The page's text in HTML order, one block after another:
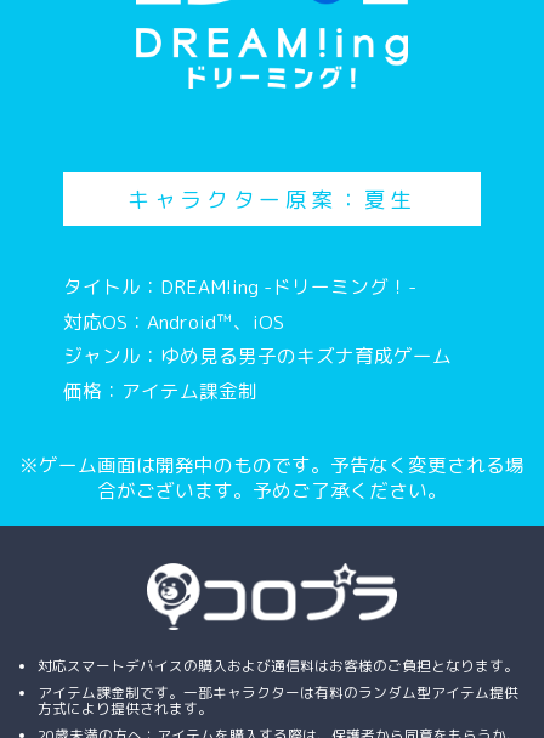
キャラクター原案：夏生
タイトル：DREAM!ing -ドリーミング！-
対応OS：Android™、iOS
ジャンル：ゆめ見る男子のキズナ育成ゲーム
価格：アイテム課金制
※ゲーム画面は開発中のものです。予告なく変更される場
合がございます。予めご了承ください。
対応スマートデバイスの購入および通信料はお客様のご負担となります。
アイテム課金制です。一部キャラクターは有料のランダム型アイテム提供
方式により提供されます。